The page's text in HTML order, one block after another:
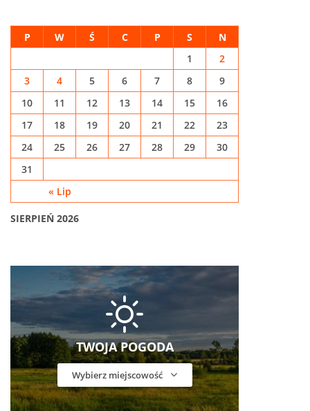
SIERPIEŃ 2026
P W Ś C P S N
« Lip
1
2
3
4 5 6 7 8
9
10
11 12 13 14 15
16
17
18 19 20 21 22
23
24
25 26 27 28 29
30
31
TWOJA POGODA
Wybierz miejscowość